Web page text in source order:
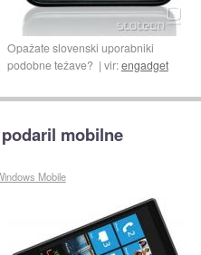
Opažate slovenski uporabniki
podobne težave?
vir:engadget
mobilne
Mobile